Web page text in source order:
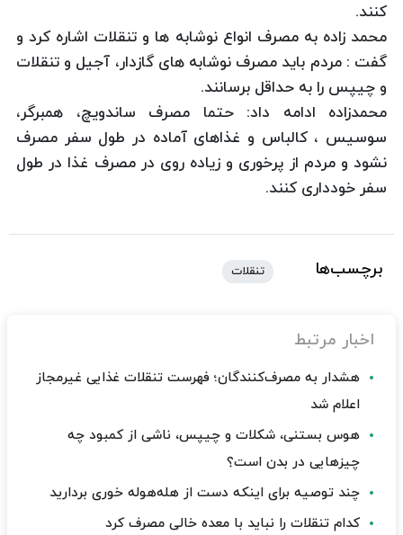
كنند.
محمد زاده به مصرف انواع نوشابه ها و تنقلات اشاره كرد و
گفت : مردم باید مصرف نوشابه های گازدار، آجیل و تنقلات
و چیپس را به حداقل برسانند.
محمدزاده ادامه داد: حتما مصرف ساندویچ، همبرگر،
سوسیس ، كالباس و غذاهای آماده در طول سفر مصرف
نشود و مردم از پرخوری و زیاده روی در مصرف غذا در طول
سفر خودداری كنند.
برچسب‌ها تنقلات
اخبار مرتبط
هشدار به مصرف‌کنندگان؛ فهرست تنقلات غذایی غیرمجاز
اعلام شد
هوس بستنی، شکلات و چیپس، ناشی از کمبود چه
چیزهایی در بدن است؟
چند توصیه برای اینکه دست از هله‌هوله خوری بردارید
کدام تنقلات را نباید با معده خالی مصرف کرد